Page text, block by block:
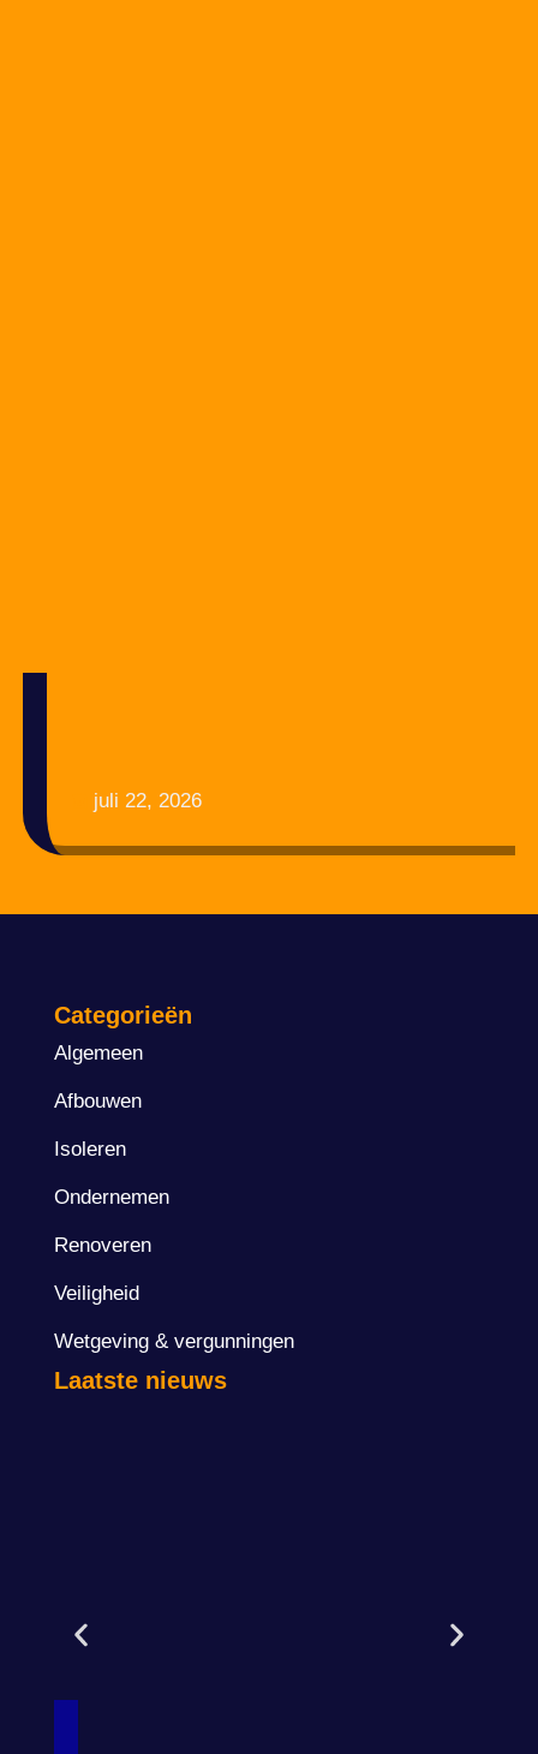
juli 22, 2026
Categorieën
Algemeen
Afbouwen
Isoleren
Ondernemen
Renoveren
Veiligheid
Wetgeving & vergunningen
Laatste nieuws